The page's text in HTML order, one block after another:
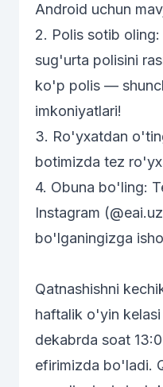
Android uchun
2. Polis sotib
sug'urta polisini
ko'p polis —
imkoniyatlari!
3. Ro'yxatdan
botimizda tez
4. Obuna bo'ling:
Instagram
bo'lganingizga
Qatnashishni
haftalik o'yin
dekabrda soat
efirimizda bo'ladi.